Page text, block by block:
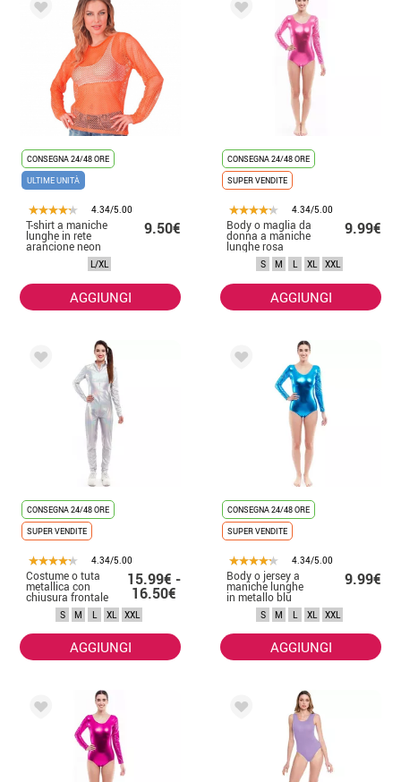
CONSEGNA 24/48 ORE
ULTIME UNITÀ
4.34/5.00
T-shirt a maniche
lunghe in rete
arancione neon
9.50€
L/XL
AGGIUNGI
CONSEGNA 24/48 ORE
SUPER VENDITE
4.34/5.00
Body o maglia da
donna a maniche
lunghe rosa
metallizzato
9.99€
S M L XL XXL
AGGIUNGI
CONSEGNA 24/48 ORE
SUPER VENDITE
4.34/5.00
Costume o tuta
metallica con
chiusura frontale
olografica per
15.99€ -
16.50€
S M L XL XXL
AGGIUNGI
CONSEGNA 24/48 ORE
SUPER VENDITE
4.34/5.00
Body o jersey a
maniche lunghe
in metallo blu
turchese da
9.99€
S M L XL XXL
AGGIUNGI